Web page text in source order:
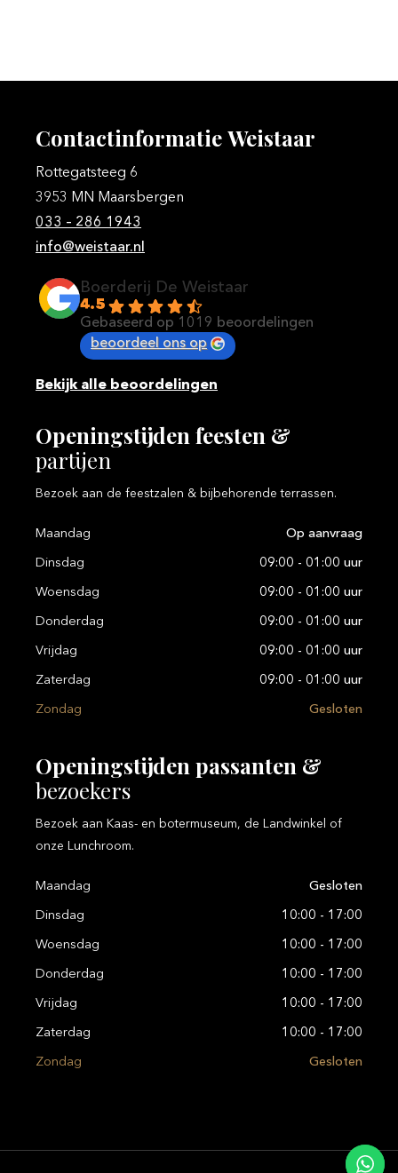
ContactinformatieWeistaar
Rottegatsteeg 6
3953 MN Maarsbergen
033 – 286 1943
info@weistaar.nl
Boerderij De Weistaar
4.5
Gebaseerd op 1019 beoordelingen
beoordeel ons op
Bekijk alle beoordelingen
Openingstijden feesten &
partijen
Bezoek aan de feestzalen & bijbehorende terrassen.
Maandag Op aanvraag
Dinsdag 09:00 - 01:00 uur
Woensdag 09:00 - 01:00 uur
Donderdag 09:00 - 01:00 uur
Vrijdag 09:00 - 01:00 uur
Zaterdag 09:00 - 01:00 uur
Zondag Gesloten
Openingstijden passanten &
bezoekers
Bezoek aan Kaas- en botermuseum, de Landwinkel of
onze Lunchroom.
Maandag Gesloten
Dinsdag 10:00 - 17:00
Woensdag 10:00 - 17:00
Donderdag 10:00 - 17:00
Vrijdag 10:00 - 17:00
Zaterdag 10:00 - 17:00
Zondag Gesloten